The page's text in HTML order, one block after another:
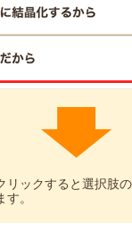
リックすると選択肢
。